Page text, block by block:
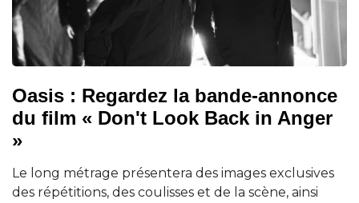
Oasis : Regardez la bande-annonce
du film « Don't Look Back in Anger
»
Le long métrage présentera des images exclusives
des répétitions, des coulisses et de la scène, ainsi